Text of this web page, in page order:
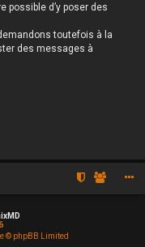
possible d’y poser des
toutefois à la
des messages à
© phpBB Limited